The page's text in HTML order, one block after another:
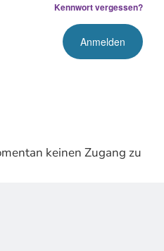
Kennwort vergessen?
keinen Zugang zu